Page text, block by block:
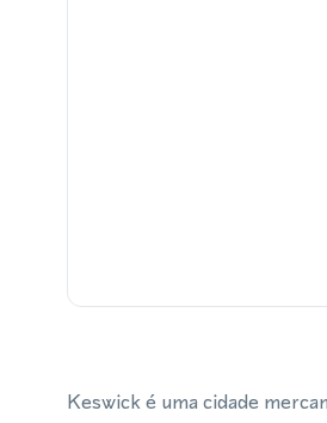
Keswick é uma cidade